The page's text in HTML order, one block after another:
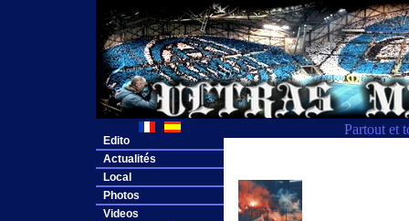
Partout et
Edito
Actualités
Local
Photos
Videos